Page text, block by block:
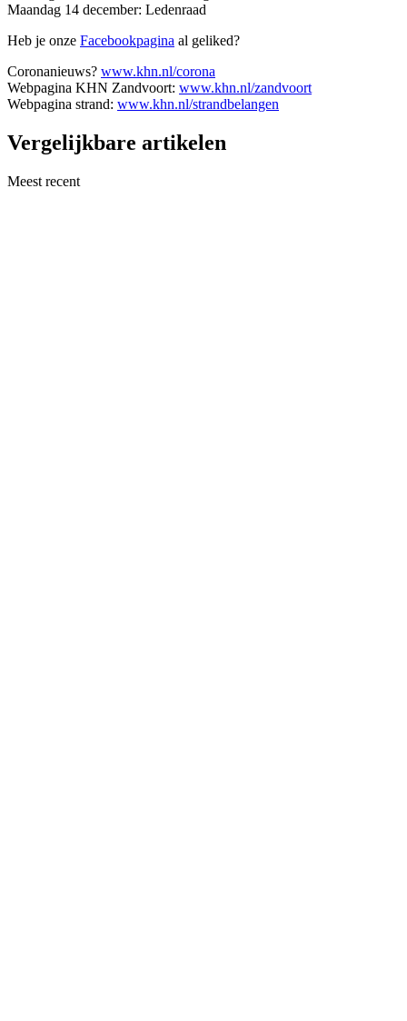
Maandag 14 december: Ledenraad
Heb je onze Facebookpagina al geliked?
Coronanieuws? www.khn.nl/corona
Webpagina KHN Zandvoort: www.khn.nl/zandvoort
Webpagina strand: www.khn.nl/strandbelangen
Vergelijkbare artikelen
Meest recent